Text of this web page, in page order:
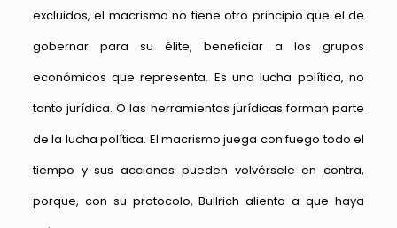
excluidos, el macrismo no tiene otro principio que el de
gobernar para su élite, beneficiar a los grupos
económicos que representa. Es una lucha política, no
tanto jurídica. O las herramientas jurídicas forman parte
de la lucha política. El macrismo juega con fuego todo el
tiempo y sus acciones pueden volvérsele en contra,
porque, con su protocolo, Bullrich alienta a que haya